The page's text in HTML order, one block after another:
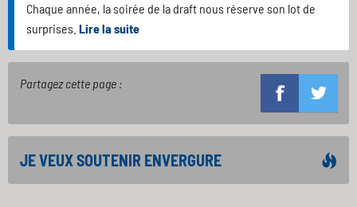
Chaque année, la soirée de la draft nous réserve son lot de
surprises. Lire la suite
Partagez cette page :
JE VEUX SOUTENIR ENVERGURE